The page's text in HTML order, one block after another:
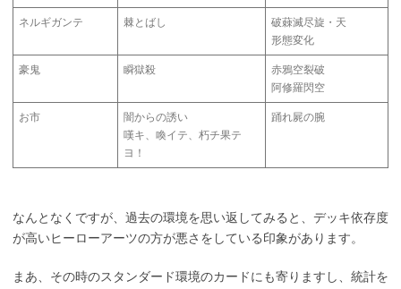
ネルギガンテ 棘とばし
破蕀滅尽旋・天
形態変化
豪鬼 瞬獄殺
赤鴉空裂破
阿修羅閃空
お市
闇からの誘い
嘆キ、喚イテ、朽チ果テ
ヨ！
踊れ屍の腕
なんとなくですが、過去の環境を思い返してみると、デッキ依存度
が高いヒーローアーツの方が悪さをしている印象があります。
まあ、その時のスタンダード環境のカードにも寄りますし、統計を